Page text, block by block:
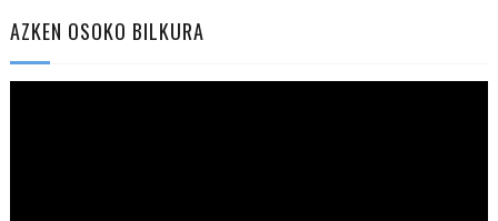
AZKEN OSOKO BILKURA